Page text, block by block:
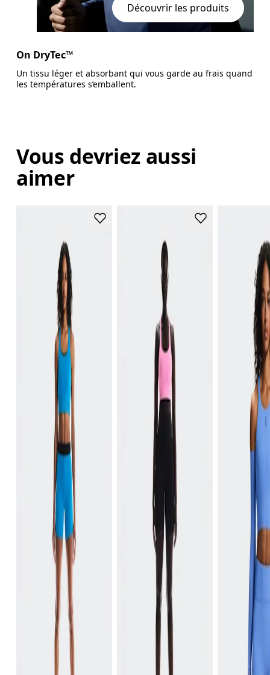
Découvrir les produits
On DryTec™
Un tissu léger et absorbant qui vous garde au frais quand
les températures s’emballent.
Vous devriez aussi
aimer